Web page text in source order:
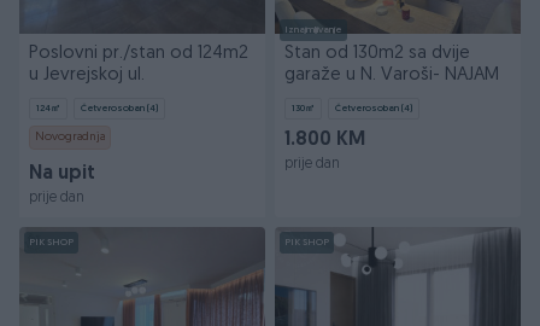
Poslovni pr./stan od 124m2
u Jevrejskoj ul.
124㎡ Četverosoban (4)
Novogradnja
Na upit
prije dan
Iznajmljivanje
Stan od 130m2 sa dvije
garaže u N. Varoši- NAJAM
130㎡ Četverosoban (4)
1.800 KM
prije dan
PIK SHOP PIK SHOP